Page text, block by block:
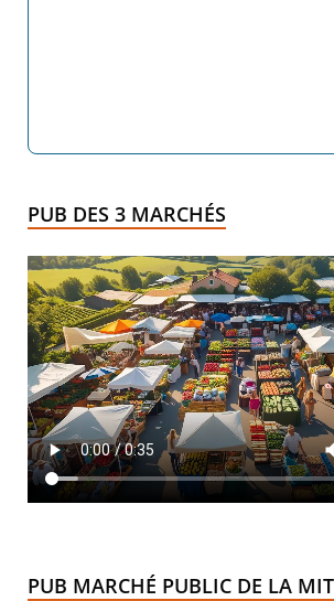
PUB DES 3 MARCHÉS
PUB MARCHÉ PUBLIC DE LA